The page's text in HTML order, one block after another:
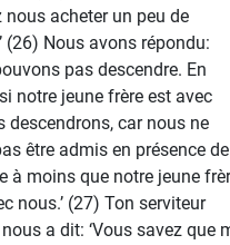
nous acheter un peu de
(26) Nous avons répondu:
pas descendre. En
notre jeune frère est avec
descendrons, car nous ne
être admis en présence de
à moins que notre jeune
nous.’ (27) Ton serviteur
a dit: ‘Vous savez que